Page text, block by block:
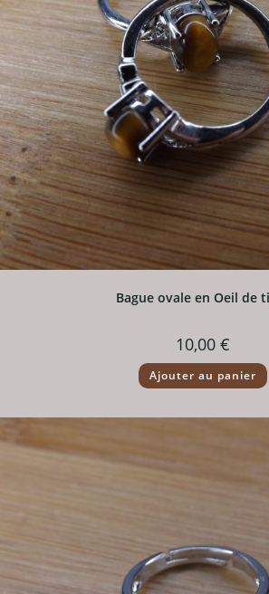
Bague ovale en Oeil de
10,00 €
Ajouter au panier